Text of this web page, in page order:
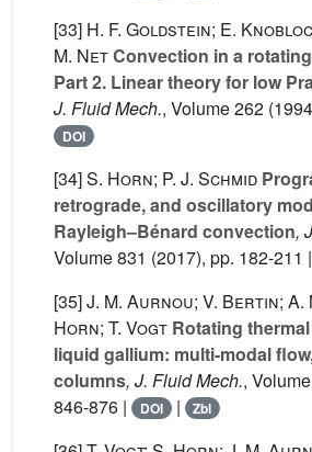
[33] H. F. Goldstein; E.
M. NetConvection in a
Part 2. Linear theory for low
J. Fluid Mech., Volume 262
DOI
[34]S. Horn; P. J. Schmid
retrograde, and oscillatory
Rayleigh–Bénard convection,
Volume 831 (2017), pp. 182-211 |
[35]J. M. Aurnou; V. Bertin; A.
Horn; T. Vogt Rotating
liquid gallium: multi-modal
columns, J. Fluid Mech.,
846-876 |
DOI | Zbl